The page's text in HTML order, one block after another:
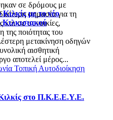
σε δρόμους με
σημασία για τη
και σε συνοικίες,
ποιότητας του
μετακίνηση οδηγών
αισθητική
αποτελεί μέρος...
Τοπική Αυτοδιοίκηση
στο Π.Κ.Ε.Ε.Υ.Ε.
με το νέο
Κιλκισιακού